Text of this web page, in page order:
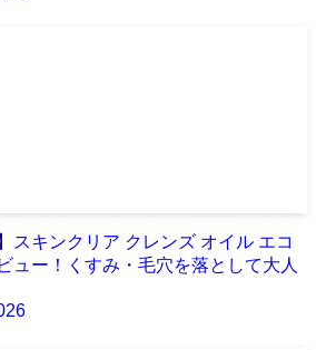
スキンクリア クレンズ オイル エコ
ュー！くすみ・毛穴を落として大人